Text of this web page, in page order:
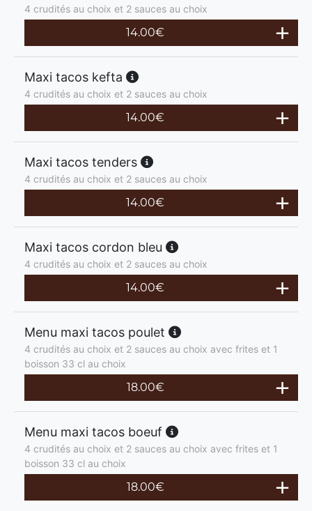
4 crudités au choix et 2 sauces au choix
14.00€
Maxi tacos kefta
4 crudités au choix et 2 sauces au choix
14.00€
Maxi tacos tenders
4 crudités au choix et 2 sauces au choix
14.00€
Maxi tacos cordon bleu
4 crudités au choix et 2 sauces au choix
14.00€
Menu maxi tacos poulet
4 crudités au choix et 2 sauces au choix avec frites et 1
boisson 33 cl au choix
18.00€
Menu maxi tacos boeuf
4 crudités au choix et 2 sauces au choix avec frites et 1
boisson 33 cl au choix
18.00€